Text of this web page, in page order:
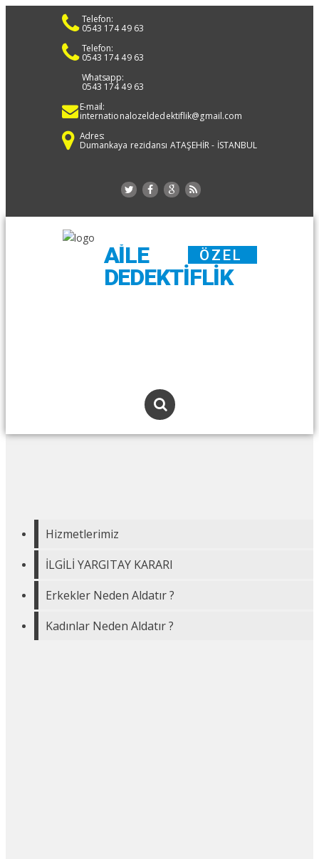
Telefon:
0543 174 49 63
Telefon:
0543 174 49 63
Whatsapp:
0543 174 49 63
E-mail:
internationalozeldedektiflik@gmail.com
Adres:
Dumankaya rezidansı ATAŞEHİR - İSTANBUL
AILE ÖZEL
DEDEKTIFLIK
Hizmetlerimiz
İLGİLİ YARGITAY KARARI
Erkekler Neden Aldatır ?
Kadınlar Neden Aldatır ?